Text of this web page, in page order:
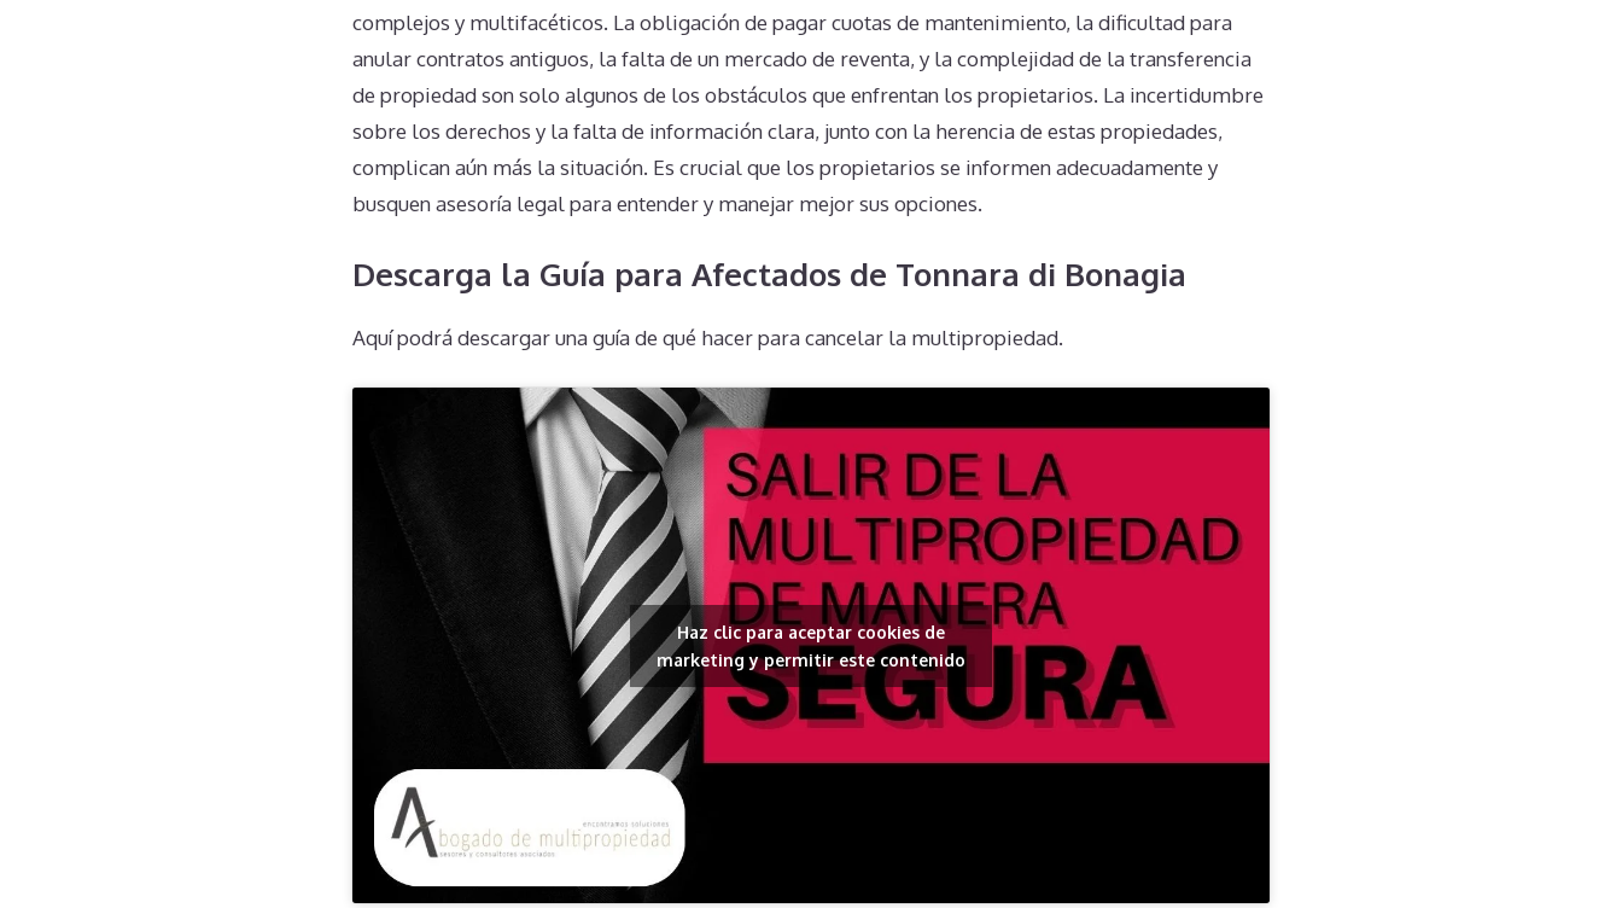
complejos y multifacéticos. La obligación de pagar cuotas de mantenimiento, la dificultad para
anular contratos antiguos, la falta de un mercado de reventa, y la complejidad de la transferencia
de propiedad son solo algunos de los obstáculos que enfrentan los propietarios. La incertidumbre
sobre los derechos y la falta de información clara, junto con la herencia de estas propiedades,
complican aún más la situación. Es crucial que los propietarios se informen adecuadamente y
busquen asesoría legal para entender y manejar mejor sus opciones.
Descarga la Guía para Afectados de Tonnara di Bonagia
Aquí podrá descargar una guía de qué hacer para cancelar la multipropiedad.
Haz clic para aceptar cookies de
marketing y permitir este contenido